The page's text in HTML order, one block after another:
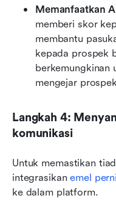
Memanfaatkan
memberi skor
membantu
kepada prospek
berkemungkinan
mengejar
Langkah 4:
komunikasi
Untuk memastikan
integrasikan emel
ke dalam platform.